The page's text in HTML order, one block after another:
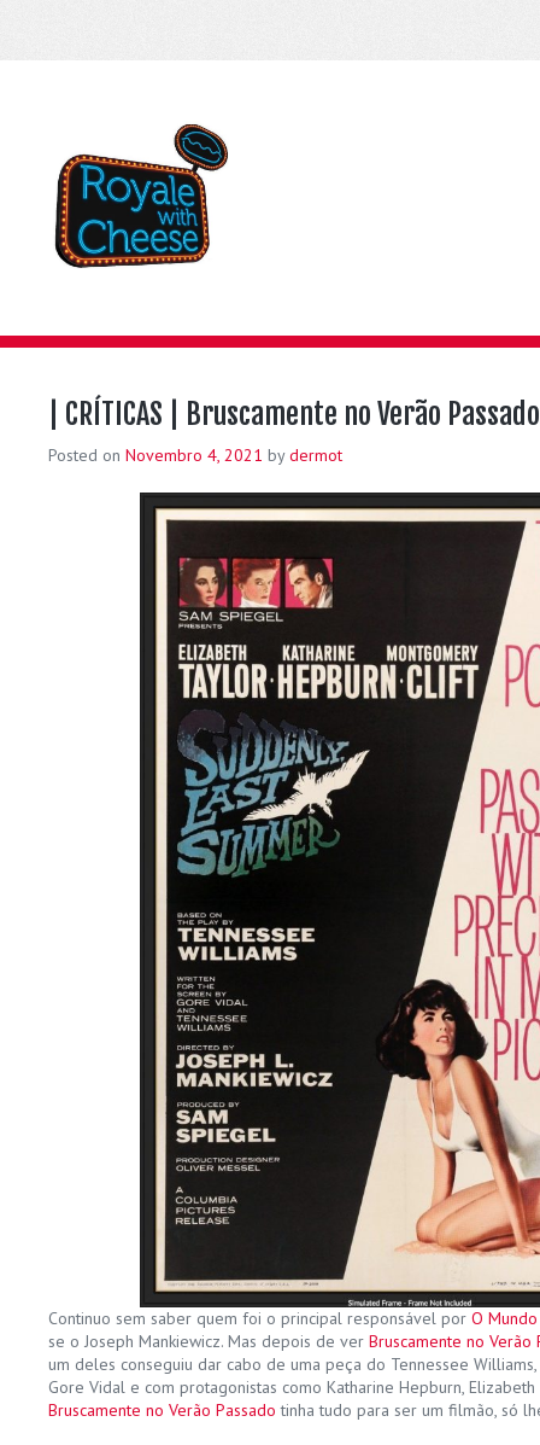
| CRÍTICAS | Bruscamente no Verão Passado
Posted on Novembro 4, 2021 bydermot
Continuo sem saber quem foi o principal responsável por O
se o Joseph Mankiewicz. Mas depois de ver Bruscamente no Verão
um deles conseguiu dar cabo de uma peça do Tennessee
Gore Vidal e com protagonistas como Katharine Hepburn,
Bruscamente no Verão Passado tinha tudo para ser um filmão, só